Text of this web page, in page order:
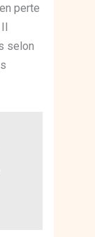
perte
selon